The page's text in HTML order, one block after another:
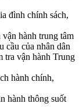
đình chính sách,
hành trung tâm
cầu của nhân dân
vận hành Trung
hành chính,
hành thông suốt